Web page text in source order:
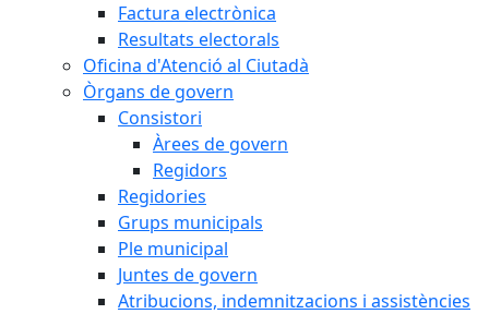
Factura electrònica
Resultats electorals
Oficina d'Atenció al Ciutadà
Òrgans de govern
Consistori
Àrees de govern
Regidors
Regidories
Grups municipals
Ple municipal
Juntes de govern
Atribucions, indemnitzacions i assistències